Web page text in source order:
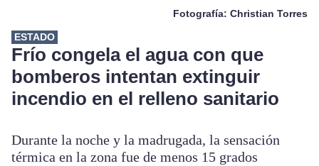
Fotografía: Christian Torres
ESTADO
Frío congela el agua con que
bomberos intentan extinguir
incendio en el relleno sanitario
Durante la noche y la madrugada, la sensación
térmica en la zona fue de menos 15 grados